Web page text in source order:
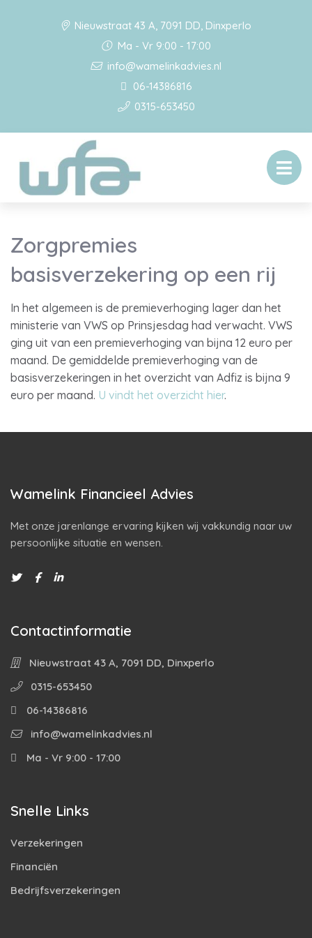
Nieuwstraat 43 A, 7091 DD, Dinxperlo
Ma - Vr 9:00 - 17:00
info@wamelinkadvies.nl
06-14386816
0315-653450
Zorgpremies
basisverzekering op een rij
In het algemeen is de premieverhoging lager dan het
ministerie van VWS op Prinsjesdag had verwacht. VWS
ging uit van een premieverhoging van bijna 12 euro per
maand. De gemiddelde premieverhoging van de
basisverzekeringen in het overzicht van Adfiz is bijna 9
euro per maand. U vindt het overzicht hier.
Wamelink Financieel Advies
Met onze jarenlange ervaring kijken wij vakkundig naar uw
persoonlijke situatie en wensen.
Contactinformatie
Nieuwstraat 43 A, 7091 DD, Dinxperlo
0315-653450
06-14386816
info@wamelinkadvies.nl
Ma - Vr 9:00 - 17:00
Snelle Links
Verzekeringen
Financiën
Bedrijfsverzekeringen